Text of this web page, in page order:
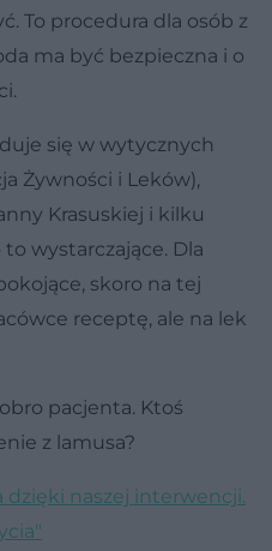
To procedura dla osób z
ma być bezpieczna i o
się w wytycznych
Żywności i Leków),
Krasuskiej i kilku
to wystarczające. Dla
skoro na tej
receptę, ale na lek
pacjenta. Ktoś
z lamusa?
dzięki naszej interwencji.